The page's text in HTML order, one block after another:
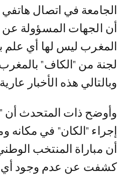
أن الجهات المسؤولة
المغرب ليس لها أي
لجنة من "الكاف"
وبالتالي هذه الأخبار
وأوضح ذات المتحدث
إجراء "الكان" في مكانه
أن مباراة المنتخب
كشفت عن عدم وجود أي